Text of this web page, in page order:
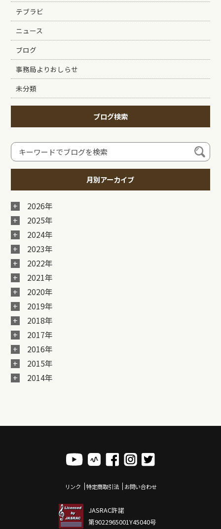
テブラビ
ニュース
ブログ
事務局よりおしらせ
未分類
ブログ検索
月別アーカイブ
2026年
2025年
2024年
2023年
2022年
2021年
2020年
2019年
2018年
2017年
2016年
2015年
2014年
リンク 特定商取引法 お問い合わせ
JASRAC許諾
第9022965001Y45040号